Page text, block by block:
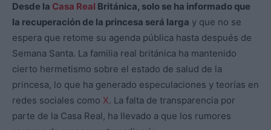
Desde la Casa Real Británica, solo se ha informado que
la recuperación de la princesa será larga y que no se
espera que retome su agenda pública hasta después de
Semana Santa. La familia real británica ha mantenido
cierto hermetismo sobre el estado de salud de la
princesa, lo que ha generado especulaciones y teorías en
redes sociales como X. La falta de transparencia por
parte de la Casa Real, ha llevado a que los rumores